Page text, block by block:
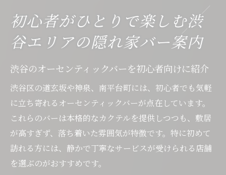
初心者がひとりで楽しむ渋
谷エリアの隠れ家バー案内
渋谷のオーセンティックバーを初心者向けに紹介
渋谷区の道玄坂や神泉、南平台町には、初心者でも気軽
に立ち寄れるオーセンティックバーが点在しています。
これらのバーは本格的なカクテルを提供しつつも、敷居
が高すぎず、落ち着いた雰囲気が特徴です。特に初めて
訪れる方には、静かで丁寧なサービスが受けられる店舗
を選ぶのがおすすめです。